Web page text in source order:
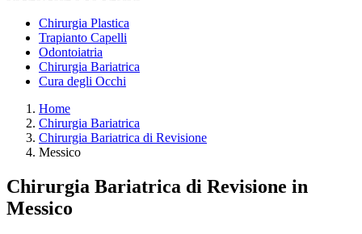
Chirurgia Plastica
Trapianto Capelli
Odontoiatria
Chirurgia Bariatrica
Cura degli Occhi
Home
Chirurgia Bariatrica
Chirurgia Bariatrica di Revisione
Messico
Chirurgia Bariatrica di Revisione in
Messico